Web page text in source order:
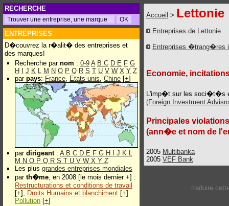
RECHERCHE
ENTREPRISES
D�couvrez la r�alit� des entreprises et
des marques!
Recherche par nom : 0-9 A B C D E F G
H
J K L M N O P Q R S T U V W X Y Z
par pays: France, Etats-unis, Chine [+]
par dirigeant: A B C D E F G H J K L
M N O P Q R S T U V W X Y Z
Les plus grandes entreprises mondiales
par th�me, en 2008 [le mois dernier +] :
Restructurations et conditions de travail
[+], Droits Humains et blanchiment [+]
Pollution [+]
Accueil > Lettonie
Entreprises de Lettonie
Entreprises �trang�res
Economie,
L'imp�t sur les soci�t�s
(Foreign Investment
Principales
(ann�e et nom de
2005 Multibanka
2005 VEF Bank
traduire